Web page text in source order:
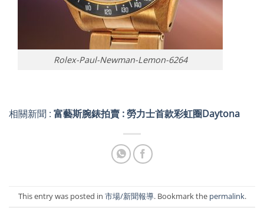
Rolex-Paul-Newman-Lemon-6264
相關新聞 : 富藝斯腕錶拍賣 : 勞力士首款彩虹圈Daytona
This entry was posted in 市場/新聞報導. Bookmark the permalink.